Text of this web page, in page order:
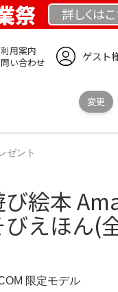
祭 詳しくは
用案内
い合わせ
ゲスト
変更
ゼント
絵本
えほん(
限定モデル